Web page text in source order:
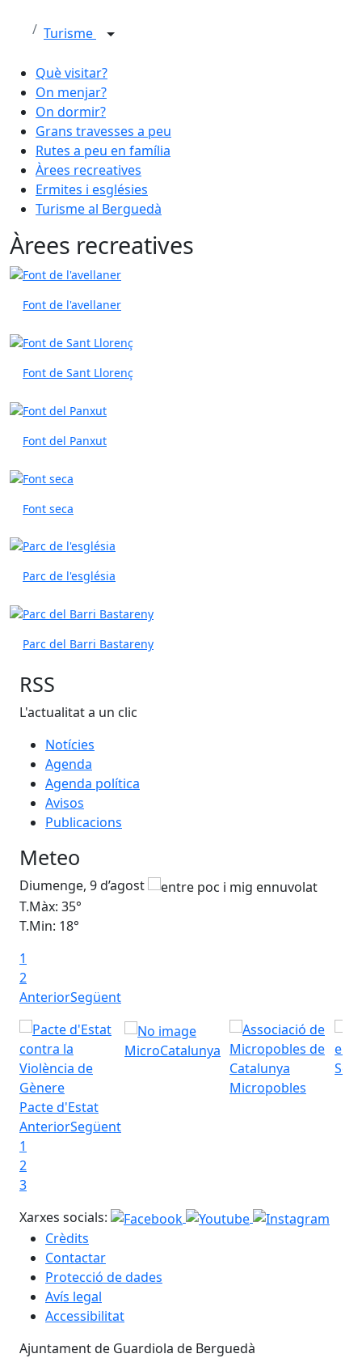
Turisme
Què visitar?
On menjar?
On dormir?
Grans travesses a peu
Rutes a peu en família
Àrees recreatives
Ermites i esglésies
Turisme al Berguedà
Àrees recreatives
Font de l'avellaner
Font de Sant Llorenç
Font del Panxut
Font seca
Parc de l'església
Parc del Barri Bastareny
RSS
L'actualitat a un clic
Notícies
Agenda
Agenda política
Avisos
Publicacions
Meteo
Diumenge, 9 d’agost
T.Màx: 35°
T.Min: 18°
1
2
AnteriorSegüent
Pacte d'Estat
MicroCatalunya
Micropobles
Seu
AnteriorSegüent
1
2
3
Xarxes socials:
Crèdits
Contactar
Protecció de dades
Avís legal
Accessibilitat
Ajuntament de Guardiola de Berguedà